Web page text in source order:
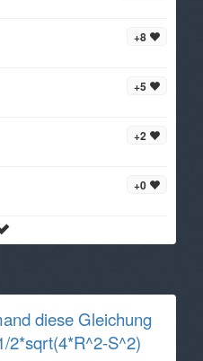
+8
+5
+2
+0
diese Gleichung
2*sqrt(4*R^2-S^2)